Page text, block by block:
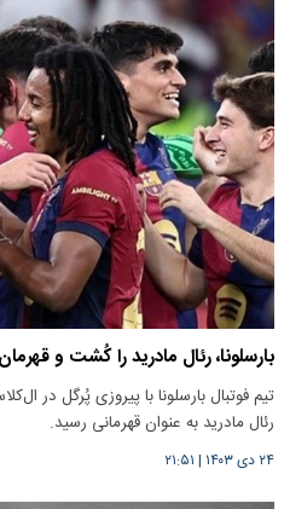
بارسلونا، رئال مادرید را کُشت و
تیم فوتبال بارسلونا با پیروزی پُرگل در
رئال مادرید به عنوان قهرمانی رسید.
۲۴ دی ۱۴۰۳ | ۲۱:۵۱